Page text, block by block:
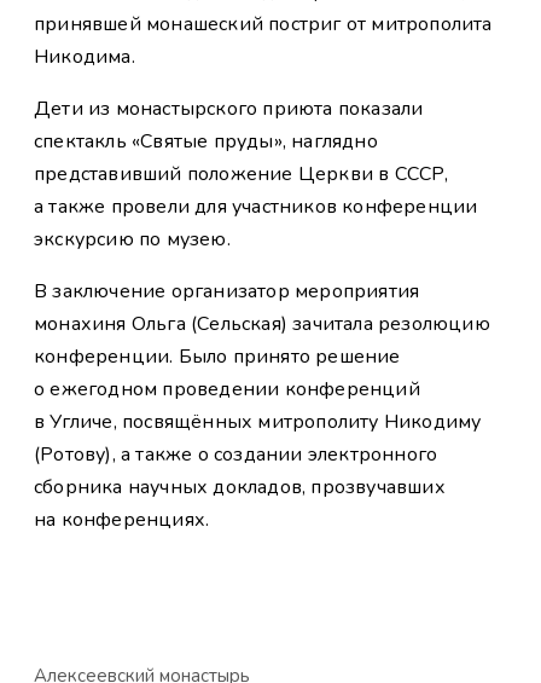
принявшей монашеский постриг от митрополита
Никодима.
Дети из монастырского приюта показали
спектакль «Святые пруды», наглядно
представивший положение Церкви в СССР,
а также провели для участников конференции
экскурсию по музею.
В заключение организатор мероприятия
монахиня Ольга (Сельская) зачитала резолюцию
конференции. Было принято решение
о ежегодном проведении конференций
в Угличе, посвящённых митрополиту Никодиму
(Ротову), а также о создании электронного
сборника научных докладов, прозвучавших
на конференциях.
Алексеевский монастырь